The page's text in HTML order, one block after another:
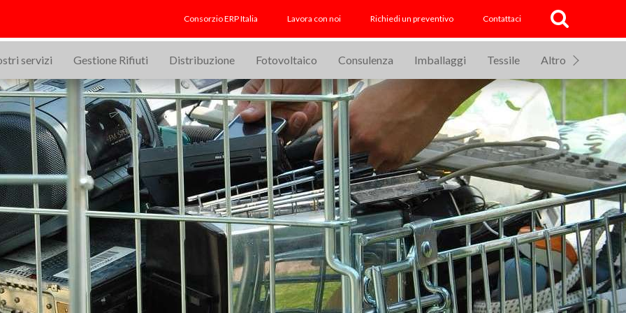
Consorzio ERP Italia Lavora con noi Richiedi un preventivo Contattaci
servizi Gestione Rifiuti Distribuzione Fotovoltaico Consulenza Imballaggi Tessile Altro